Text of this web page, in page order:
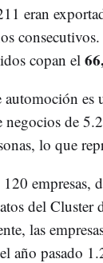
eran
copan el
automoción es
de
lo que
empresas,
del Cluster
las
año pasado